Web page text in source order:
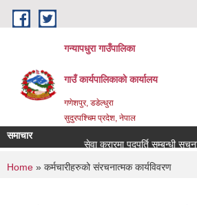
Skip to main content
गन्यापधुरा गाउँपालिका
गाउँ कार्यपालिकाकाे कार्यालय
गणेशपुर, डडेल्धुरा
सुदुरपश्चिम प्रदेश, नेपाल
समाचार
सेवा करारमा पदपुर्ति सम्बन्धी सुचना ।
You are here
Home » कर्मचारीहरुको संरचनात्मक कार्यविवरण